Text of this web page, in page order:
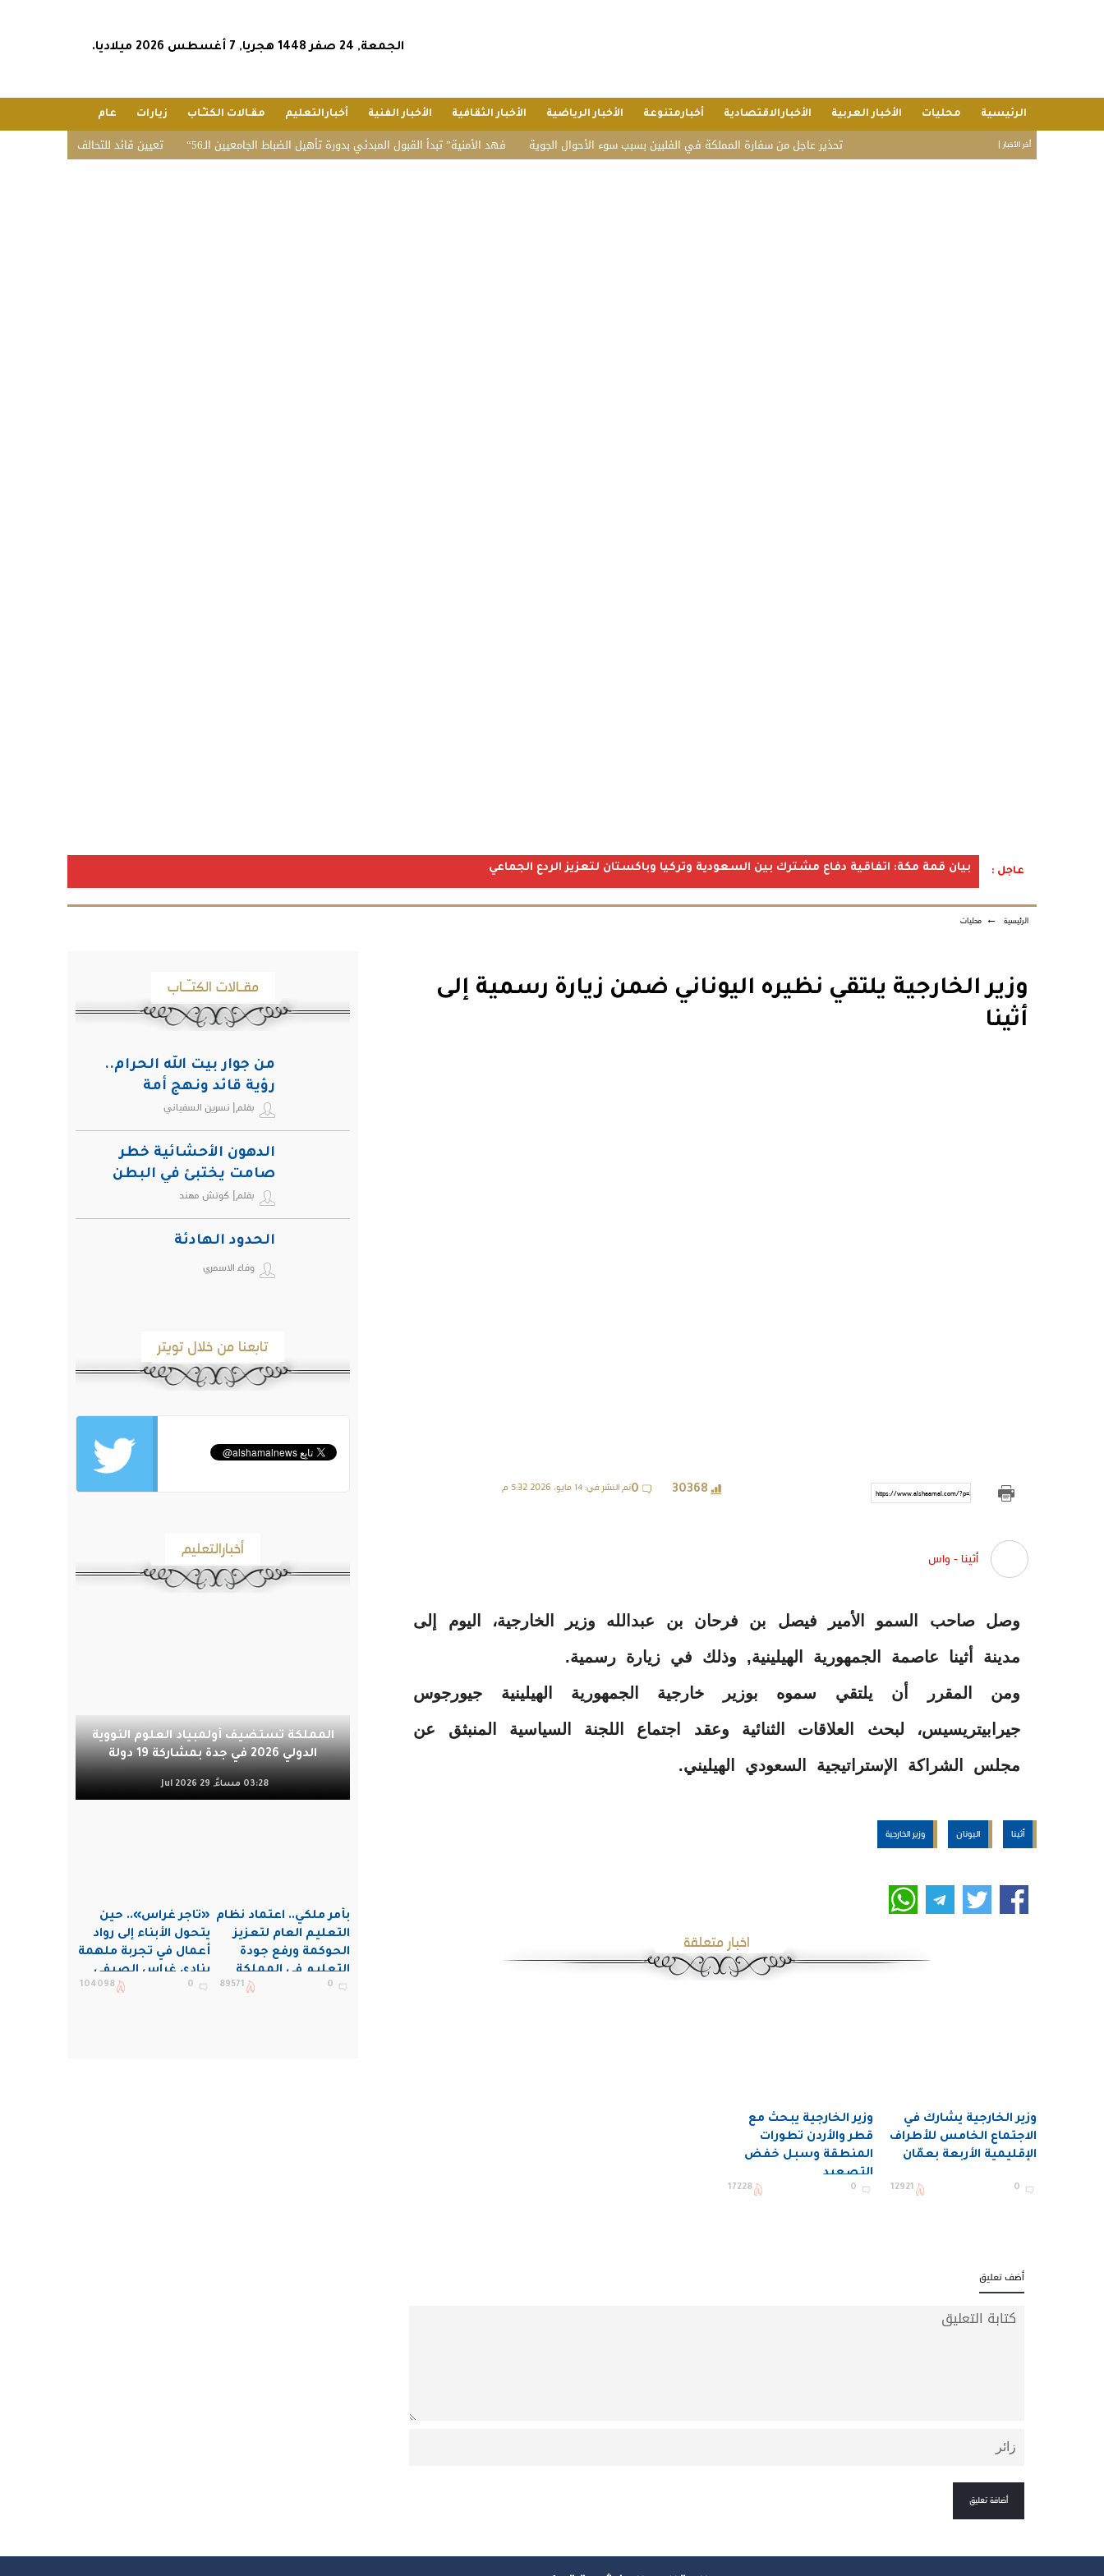
الجمعة, 24 صفر 1448 هجريا, 7 أغسطس 2026 ميلاديا.
الرئيسية محليات الأخبار العربية الأخبارالاقتصادية أخبارمتنوعة الأخبار الرياضية الأخبار الثقافية الأخبار الفنية أخبارالتعليم مقـالات الكتـّـاب زيارات عام
أخر الأخبار | تعيين قائد للتحالف البحري الدفاعي متعدد “فهد الأمنية” تبدأ القبول المبدئي بدورة تأهيل الضباط الجامعيين الـ56 تحذير عاجل من سفارة المملكة في الفلبين بسبب سوء الأحوال الجوية
عاجل : بيان قمة مكة: اتفاقية دفاع مشترك بين السعودية وتركيا وباكستان لتعزيز الردع الجماعي
الرئيسية ← محليات
وزير الخارجية يلتقي نظيره اليوناني ضمن زيارة رسمية إلى
أثينا
https://www.alshaamal.com/?p=312726
تم النشر في: 14 مايو، 2026 5:32 م 30368
0
أثينا - واس
وصل صاحب السمو الأمير فيصل بن فرحان بن عبدالله وزير الخارجية، اليوم إلى
مدينة أثينا عاصمة الجمهورية الهيلينية, وذلك في زيارة رسمية.
ومن المقرر أن يلتقي سموه بوزير خارجية الجمهورية الهيلينية جيورجوس
جيرابيتريسيس، لبحث العلاقات الثنائية وعقد اجتماع اللجنة السياسية المنبثق عن
مجلس الشراكة الإستراتيجية السعودي الهيليني.
أثينا اليونان وزير الخارجية
اخبار متعلقة
وزير الخارجية يشارك في
الاجتماع الخامس للأطراف
الإقليمية الأربعة بعمّان
0
12921
وزير الخارجية يبحث مع
قطر والأردن تطورات
المنطقة وسبل خفض
التصعيد
0
17228
أضف تعليق
مقـالات الكتـّـاب
من جوار بيت الله الحرام..
رؤية قائد ونهج أمة
بقلم| نسرين السفياني
الدهون الأحشائية خطر
صامت يختبئ في البطن
ويهدد صحة الإنسان
بقلم| كوتش مهند
الحدود الهادئة
وفاء الاسمري
تابعنا من خلال تويتر
أخبارالتعليم
المملكة تستضيف أولمبياد العلوم النووية
الدولي 2026 في جدة بمشاركة 19 دولة
03:28 مساءً, 29 Jul 2026
بأمر ملكي.. اعتماد نظام
التعليم العام لتعزيز
الحوكمة ورفع جودة
التعليم في المملكة
0
89571
«تاجر غراس».. حين
يتحول الأبناء إلى رواد
أعمال في تجربة ملهمة
بنادي غراس الصيفي
بالجبيل
0
104098